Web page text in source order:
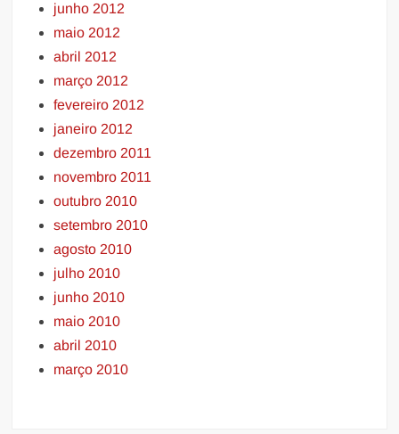
junho 2012
maio 2012
abril 2012
março 2012
fevereiro 2012
janeiro 2012
dezembro 2011
novembro 2011
outubro 2010
setembro 2010
agosto 2010
julho 2010
junho 2010
maio 2010
abril 2010
março 2010